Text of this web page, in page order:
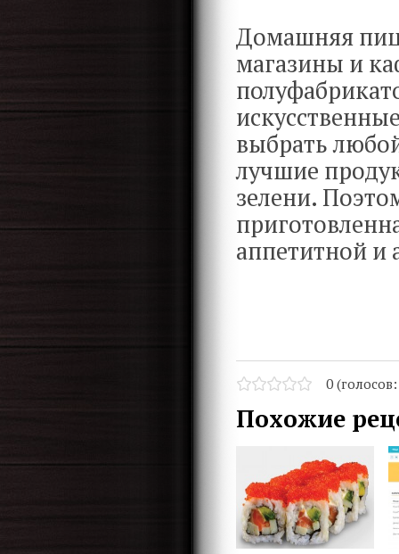
Домашняя
магазины и
выбрать
лучшие
зелени.
аппетитной и
0
Похожие